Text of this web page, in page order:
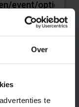
Over
te
je de fout zag.